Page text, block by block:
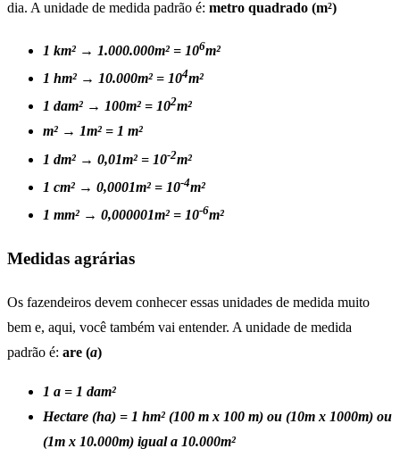
dia. A unidade de medida padrão é: metro quadrado (m²)
1 km² → 1.000.000m² = 106m²
1 hm² → 10.000m² = 104m²
1 dam² → 100m² = 102m²
m² → 1m² = 1 m²
1 dm² → 0,01m² = 10-2m²
1 cm² → 0,0001m² = 10-4m²
1 mm² → 0,000001m² = 10-6m²
Medidas agrárias
Os fazendeiros devem conhecer essas unidades de medida muito
bem e, aqui, você também vai entender. A unidade de medida
padrão é: are (a)
1 a = 1 dam²
Hectare (ha) = 1 hm² (100 m x 100 m) ou (10m x 1000m) ou
(1m x 10.000m) igual a 10.000m²